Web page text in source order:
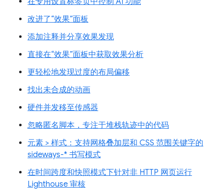
改进了“效果”面板
添加注释并分享效果发现
直接在“效果”面板中获取效果分析
更轻松地发现过度的布局偏移
找出未合成的动画
硬件并发移至传感器
忽略匿名脚本，专注于堆栈轨迹中的代码
元素 > 样式：支持网格叠加层和 CSS 范围关键字的
sideways-* 书写模式
在时间跨度和快照模式下针对非 HTTP 网页运行
Lighthouse 审核